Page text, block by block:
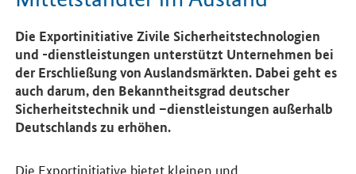
Die Exportinitiative Zivile Sicherheitstechnologien
und -dienstleistungen unterstützt Unternehmen bei
der Erschließung von Auslandsmärkten. Dabei geht es
auch darum, den Bekanntheitsgrad deutscher
Sicherheitstechnik und –dienstleistungen außerhalb
Deutschlands zu erhöhen.
Die Exportinitiative bietet kleinen und